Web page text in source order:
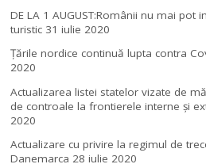
DE LA 1 AUGUST:Românii nu mai pot
turistic 31 iulie 2020
Țările nordice continuă lupta contra
2020
Actualizarea listei statelor vizate de
de controale la frontierele interne și
2020
Actualizare cu privire la regimul de
Danemarca 28 iulie 2020